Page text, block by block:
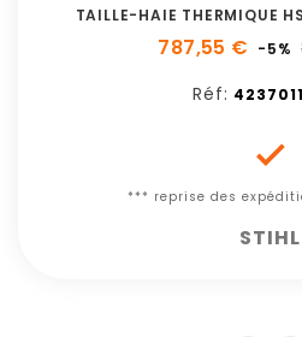
TAILLE-HAIE THERMIQUE
787,55 € -5%
Réf:

*** reprise des
STIHL